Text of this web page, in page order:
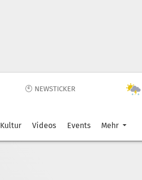
🕙 NEWSTICKER
Kultur Videos Events Mehr